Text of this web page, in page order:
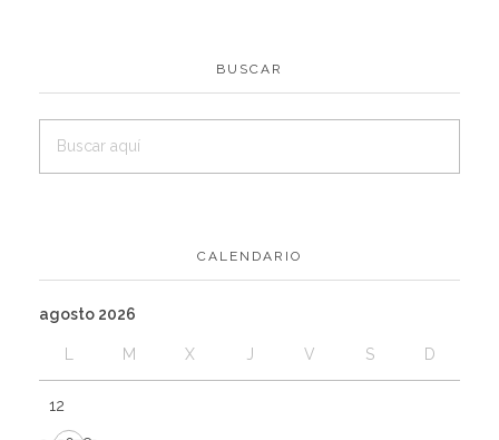
BUSCAR
CALENDARIO
agosto 2026
L M X J V S D
12